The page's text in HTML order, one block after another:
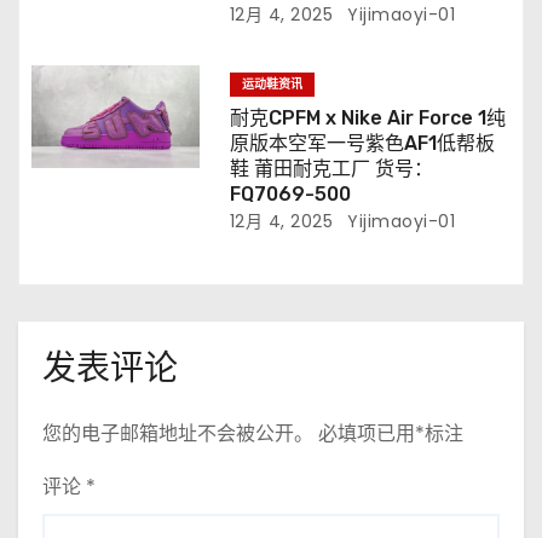
12月 4, 2025 Yijimaoyi-01
运动鞋资讯
耐克CPFM x Nike Air Force 1纯
原版本空军一号紫色AF1低帮板
鞋 莆田耐克工厂 货号：
FQ7069-500
12月 4, 2025 Yijimaoyi-01
发表评论
您的电子邮箱地址不会被公开。 必填项已用*标注
评论 *